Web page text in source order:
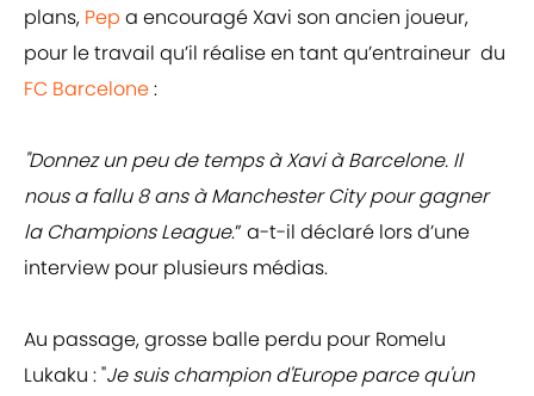
plans, Pep a encouragé Xavi son ancien joueur,
pour le travail qu’il réalise en tant qu’entraineur du
FC Barcelone:
"Donnez un peu de temps à Xavi à Barcelone. Il
nous a fallu 8 ans à Manchester City pour gagner
la Champions League.” a-t-il déclaré lors d’une
interview pour plusieurs médias.
Au passage, grosse balle perdu pour Romelu
Lukaku : "Je suis champion d'Europe parce qu'un